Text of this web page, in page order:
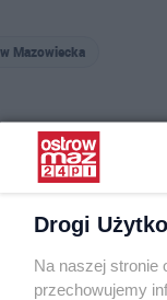
Mazowiecka
Drogi
Na naszej stronie
przechowujemy